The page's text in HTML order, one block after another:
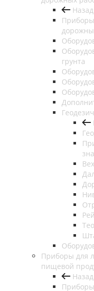
Назад
Приборы
грунта
Приборы для
пищевой
Назад
Приборы